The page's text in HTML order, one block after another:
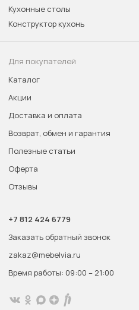
Кухонные столы
Конструктор кухонь
Для покупателей
Каталог
Акции
Доставка и оплата
Возврат, обмен и гарантия
Полезные статьи
Оферта
Отзывы
+7 812 424 6779
Заказать обратный звонок
zakaz@mebelvia.ru
Время работы: 09:00 – 21:00